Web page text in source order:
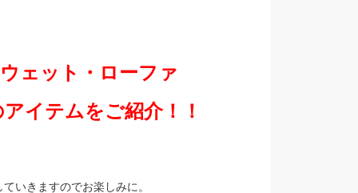
ェット・ローファ
イテムをご紹介！！
いきますのでお楽しみに。